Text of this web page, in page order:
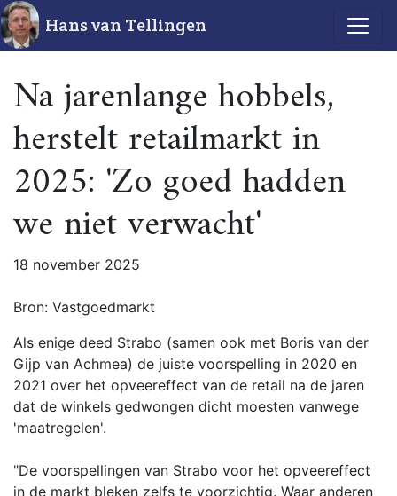
Hans van Tellingen
Na jarenlange hobbels,
herstelt retailmarkt in
2025: 'Zo goed hadden
we niet verwacht'
18 november 2025
Bron: Vastgoedmarkt
Als enige deed Strabo (samen ook met Boris van der
Gijp van Achmea) de juiste voorspelling in 2020 en
2021 over het opveereffect van de retail na de jaren
dat de winkels gedwongen dicht moesten vanwege
'maatregelen'.
"De voorspellingen van Strabo voor het opveereffect
in de markt bleken zelfs te voorzichtig. Waar anderen